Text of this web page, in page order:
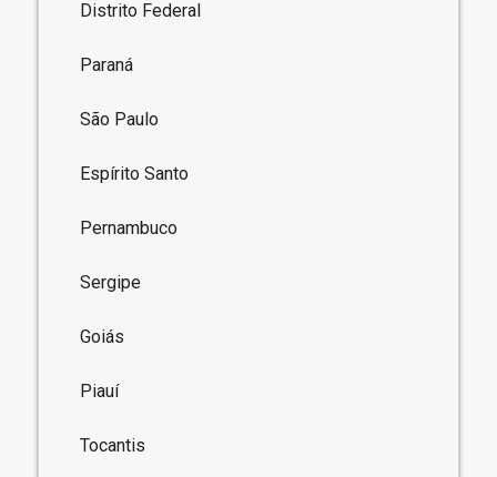
Distrito Federal
Paraná
São Paulo
Espírito Santo
Pernambuco
Sergipe
Goiás
Piauí
Tocantis